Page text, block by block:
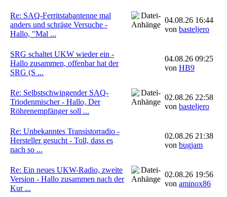
Re: SAQ-Ferritstabantenne mal
anders und schräge Versuche -
Hallo, "Mal ...
04.08.26 16:44
von basteljero
SRG schaltet UKW wieder ein -
Hallo zusammen, offenbar hat der
SRG (S ...
04.08.26 09:25
von HB9
Re: Selbstschwingender SAQ-
Triodenmischer - Hallo, Der
Röhrenempfänger soll ...
02.08.26 22:58
von basteljero
Re: Unbekanntes Transistorradio -
Hersteller gesucht - Toll, dass es
nach so ...
02.08.26 21:38
von bugjam
Re: Ein neues UKW-Radio, zweite
Version - Hallo zusammen nach der
Kur ...
02.08.26 19:56
von aminox86